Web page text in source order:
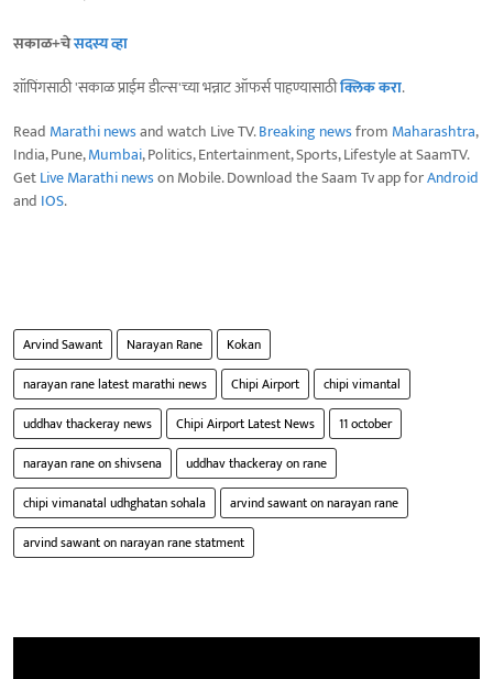
सकाळ+चेसदस्य व्हा
शॉपिंगसाठी 'सकाळ प्राईम डील्स'च्या भन्नाट ऑफर्स पाहण्यासाठीक्लिक करा.
Read Marathi newsand watch Live TV.Breaking newsfrom Maharashtra,
India, Pune,Mumbai, Politics, Entertainment, Sports, Lifestyle at SaamTV.
GetLive Marathi newson Mobile. Download the Saam Tv app forAndroid
and IOS.
Arvind Sawant Narayan Rane
Kokan
narayan rane latest marathi news
Chipi Airport
chipi vimantal
uddhav thackeray news
Chipi Airport Latest News
11 october
narayan rane on shivsena
uddhav thackeray on rane
chipi vimanatal udhghatan sohala
arvind sawant on narayan rane
arvind sawant on narayan rane statment